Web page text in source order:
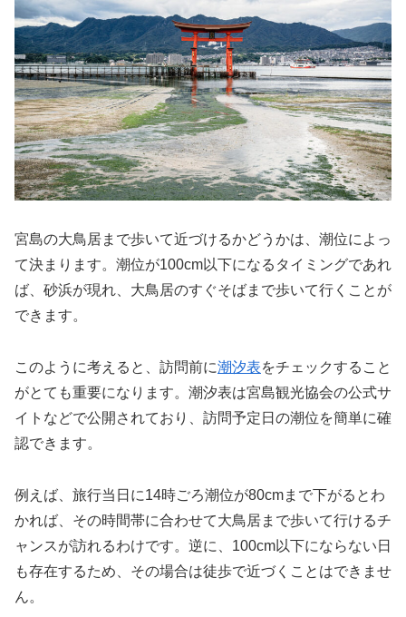
宮島の大鳥居まで歩いて近づけるかどうかは、潮位によっ
て決まります。潮位が100cm以下になるタイミングであれ
ば、砂浜が現れ、大鳥居のすぐそばまで歩いて行くことが
できます。
このように考えると、訪問前に潮汐表をチェックすること
がとても重要になります。潮汐表は宮島観光協会の公式サ
イトなどで公開されており、訪問予定日の潮位を簡単に確
認できます。
例えば、旅行当日に14時ごろ潮位が80cmまで下がるとわ
かれば、その時間帯に合わせて大鳥居まで歩いて行けるチ
ャンスが訪れるわけです。逆に、100cm以下にならない日
も存在するため、その場合は徒歩で近づくことはできませ
ん。